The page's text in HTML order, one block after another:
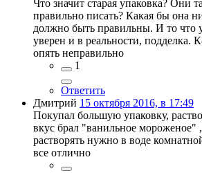
Что значит старая упаковка? Они
правильно писать? Какая бы она
должно быть правильны. И то что
уверен и в реальности, подделка.
опять неправильно
1
Ответить
Дмитрий 15 октября 2016, в 17:49
Покупал большую упаковку,
вкус брал "ванильное мороженое"
растворять нужно в воде
все отлично